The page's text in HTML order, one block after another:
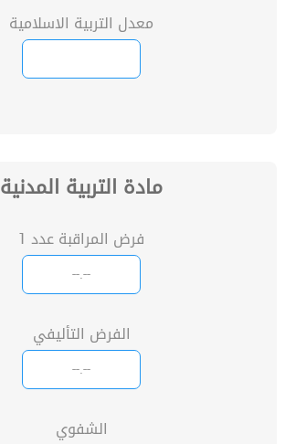
معدل التربية الاسلامية
مادة التربية المدنية
فرض المراقبة عدد 1
الفرض التأليفي
الشفوي